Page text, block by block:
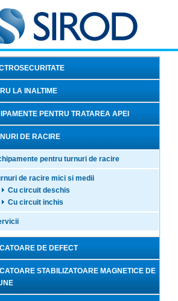
LA INALTIME
PENTRU TRATAREA APEI
DE RACIRE
pentru turnuri de racire
de racire mici si medii
Cu circuit deschis
Cu circuit inchis
DE DEFECT
STABILIZATOARE MAGNETICE DE